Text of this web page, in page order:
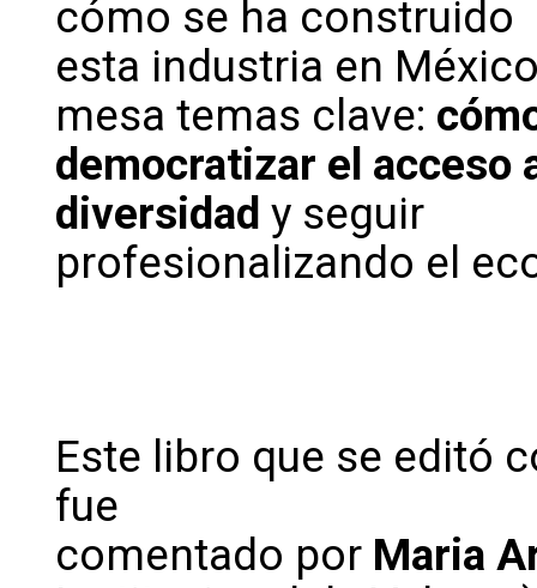
cómo se ha construido
esta industria en
mesa temas clave:
democratizar el acceso
diversidad y seguir
profesionalizando el
Este libro que se editó
fue
comentado por Maria